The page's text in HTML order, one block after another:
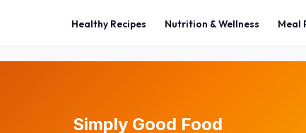
Healthy Recipes Nutrition & Wellness Meal
Simply Good Food